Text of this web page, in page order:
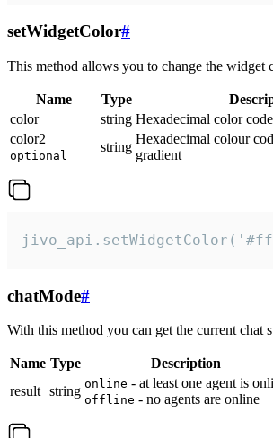
setWidgetColor#
This method allows you to change the widget
Name Type
color
string Hexadecimal color code
color2
optional
string
Hexadecimal colour
gradient
chatMode#
With this method you can get the current chat
Name Type
Description
result string online - at least one agent is
offline - no agents are online